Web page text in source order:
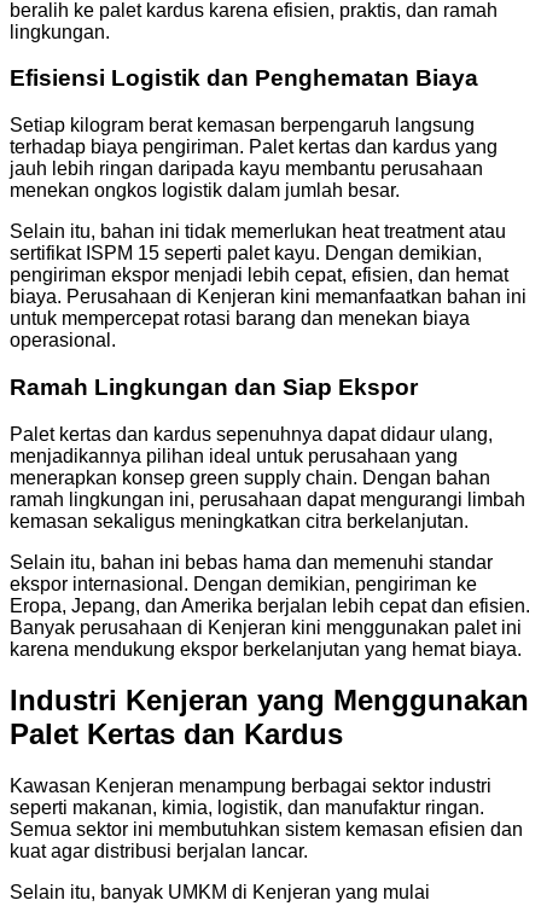
beralih ke palet kardus karena efisien, praktis, dan ramah
lingkungan.
Efisiensi Logistik dan Penghematan Biaya
Setiap kilogram berat kemasan berpengaruh langsung
terhadap biaya pengiriman. Palet kertas dan kardus yang
jauh lebih ringan daripada kayu membantu perusahaan
menekan ongkos logistik dalam jumlah besar.
Selain itu, bahan ini tidak memerlukan heat treatment atau
sertifikat ISPM 15 seperti palet kayu. Dengan demikian,
pengiriman ekspor menjadi lebih cepat, efisien, dan hemat
biaya. Perusahaan di Kenjeran kini memanfaatkan bahan ini
untuk mempercepat rotasi barang dan menekan biaya
operasional.
Ramah Lingkungan dan Siap Ekspor
Palet kertas dan kardus sepenuhnya dapat didaur ulang,
menjadikannya pilihan ideal untuk perusahaan yang
menerapkan konsep green supply chain. Dengan bahan
ramah lingkungan ini, perusahaan dapat mengurangi limbah
kemasan sekaligus meningkatkan citra berkelanjutan.
Selain itu, bahan ini bebas hama dan memenuhi standar
ekspor internasional. Dengan demikian, pengiriman ke
Eropa, Jepang, dan Amerika berjalan lebih cepat dan efisien.
Banyak perusahaan di Kenjeran kini menggunakan palet ini
karena mendukung ekspor berkelanjutan yang hemat biaya.
Industri Kenjeran yang Menggunakan
Palet Kertas dan Kardus
Kawasan Kenjeran menampung berbagai sektor industri
seperti makanan, kimia, logistik, dan manufaktur ringan.
Semua sektor ini membutuhkan sistem kemasan efisien dan
kuat agar distribusi berjalan lancar.
Selain itu, banyak UMKM di Kenjeran yang mulai